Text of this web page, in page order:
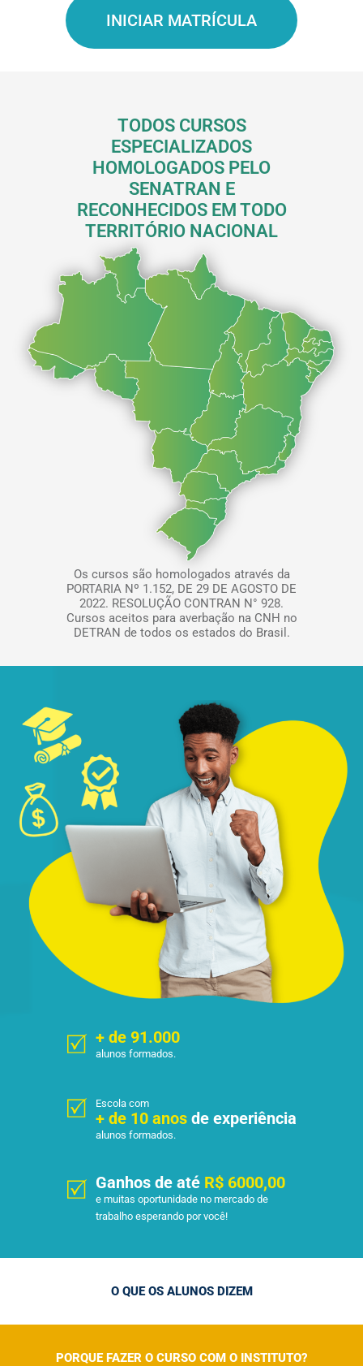
INICIAR MATRÍCULA
TODOS CURSOS
ESPECIALIZADOS
HOMOLOGADOS PELO
SENATRAN E
RECONHECIDOS EM TODO
TERRITÓRIO NACIONAL
Os cursos são homologados através da
PORTARIA Nº 1.152, DE 29 DE AGOSTO DE
2022. RESOLUÇÃO CONTRAN N° 928.
Cursos aceitos para averbação na CNH no
DETRAN de todos os estados do Brasil.
+ de 91.000
alunos formados.
Escola com
+ de 10 anos de experiência
alunos formados.
Ganhos de atéR$ 6000,00
e muitas oportunidade no mercado de
trabalho esperando por você!
O QUE OS ALUNOS DIZEM
PORQUE FAZER O CURSO COM O INSTITUTO?